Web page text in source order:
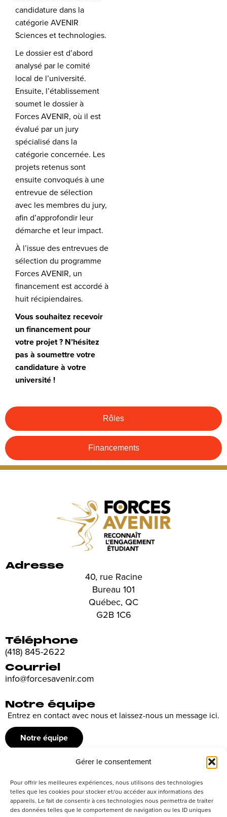
Gérer le consentement
Pour offrir les meilleures expériences, nous utilisons des technologies
telles que les cookies pour stocker et/ou accéder aux informations des
appareils. Le fait de consentir à ces technologies nous permettra de traiter
des données telles que le comportement de navigation ou les ID uniques
Rôles
Financements
candidature dans la
catégorie AVENIR
Sciences et technologies.
Le dossier est d’abord
analysé par le comité
local de l’université.
Ensuite, l’établissement
soumet le dossier à
Forces AVENIR, où il est
évalué par un jury
spécialisé dans la
catégorie concernée. Les
projets retenus sont
ensuite convoqués à une
entrevue de sélection
avec les membres du jury,
afin d’approfondir leur
démarche et leur impact.
À l’issue des entrevues de
sélection du programme
Forces AVENIR, un
financement est accordé à
huit récipiendaires.
Vous souhaitez recevoir
un financement pour
votre projet ? N’hésitez
pas à soumettre votre
candidature à votre
université !
Adresse
40, rue Racine
Bureau 101
Québec, QC
G2B 1C6
Téléphone
(418) 845-2622
Courriel
info@forcesavenir.com
Notre équipe
Entrez en contact avec nous et laissez-nous un message ici.
Notre équipe
Recrutement
Découvrez nos offres d’emploi ou envoyez votre candidature
spontanée